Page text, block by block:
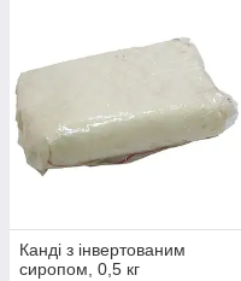
Канді з інвертованим
сиропом, 0,5 кг